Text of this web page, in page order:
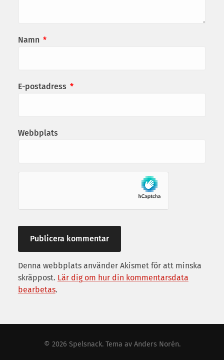
Namn *
E-postadress *
Webbplats
Denna webbplats använder Akismet för att minska
skräppost. Lär dig om hur din kommentarsdata
bearbetas.
© 2026 Spelsnack. Tema av Anders Norén.